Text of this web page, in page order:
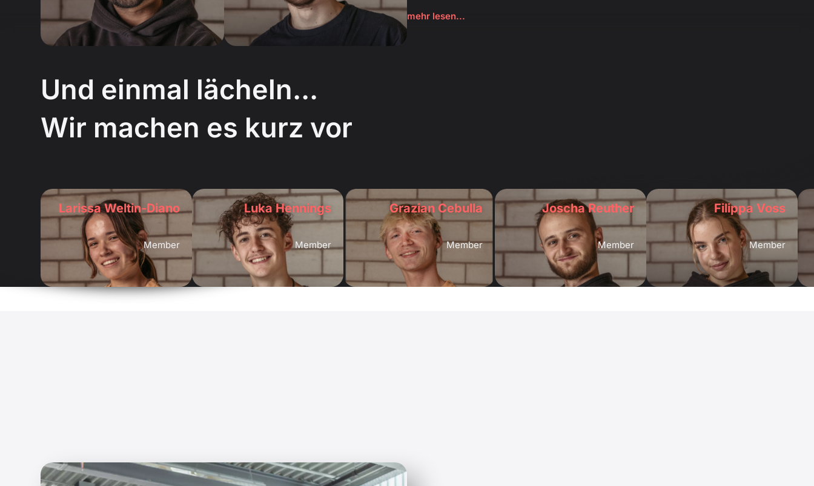
mehr lesen...
Und einmal lächeln...
Wir machen es kurz vor
Larissa Weltin-Diano
Member
Luka Hennings
Member
Grazian Cebulla
Member
Joscha Reuther
Member
Filippa Voss
Member